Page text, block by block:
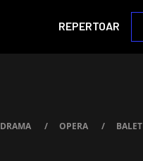
REPERTOAR
DRAMA / OPERA / BALET